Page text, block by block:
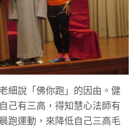
細說「佛你跑」的因由。健
己有三高，得知慧心法師有
跑運動，來降低自己三高毛